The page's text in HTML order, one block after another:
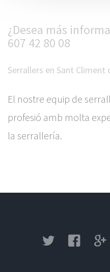
¿Desea más
607 42 80 08
Serrallers en Sant Climent
El nostre equip de
profesió amb molta
la serrallería.